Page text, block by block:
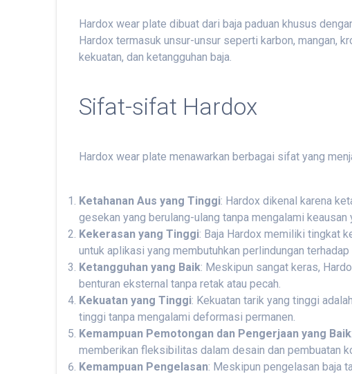
Hardox wear plate dibuat dari baja paduan khusus
Hardox termasuk unsur-unsur seperti karbon, mangan,
kekuatan, dan ketangguhan baja.
Sifat-sifat Hardox
Hardox wear plate menawarkan berbagai sifat yang
Ketahanan Aus yang Tinggi: Hardox dikenal karena
gesekan yang berulang-ulang tanpa mengalami keausan
Kekerasan yang Tinggi: Baja Hardox memiliki tingkat
untuk aplikasi yang membutuhkan perlindungan terhadap
Ketangguhan yang Baik: Meskipun sangat keras,
benturan eksternal tanpa retak atau pecah.
Kekuatan yang Tinggi: Kekuatan tarik yang tinggi
tinggi tanpa mengalami deformasi permanen.
Kemampuan Pemotongan dan Pengerjaan yang Baik
memberikan fleksibilitas dalam desain dan pembuatan
Kemampuan Pengelasan: Meskipun pengelasan baja